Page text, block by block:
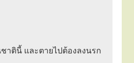
าตินี้ และตายไปต้องลงนรก